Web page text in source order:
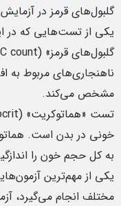
گلبول‌های قرمز در
یکی از تست‌هایی که
ناهنجاری‌های مربوط به
مشخص می‌کند.
خونی در بدن است.
به کل حجم خون را
یکی از مهم‌ترین
مختلف انجام می‌گیرد،